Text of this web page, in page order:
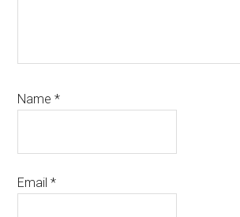
Name*
Email*